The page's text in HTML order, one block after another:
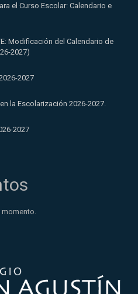
el Curso Escolar: Calendario e
Modificación del Calendario de
2027)
2027
la Escolarización 2026-2027.
2027